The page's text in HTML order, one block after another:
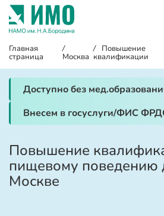
Главная
страница
/
Москва
/ Повышение
квалификации
Доступно без
Внесем в госуслуги/ФИС
Повышение
пищевому поведению
Москве